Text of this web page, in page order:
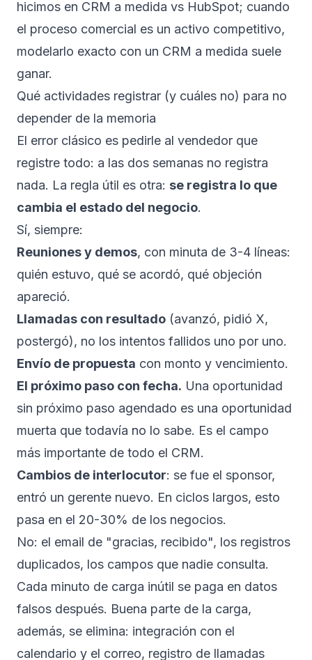
hicimos en CRM a medida vs HubSpot; cuando
el proceso comercial es un activo competitivo,
modelarlo exacto con un CRM a medida suele
ganar.
Qué actividades registrar (y cuáles no) para no
depender de la memoria
El error clásico es pedirle al vendedor que
registre todo: a las dos semanas no registra
nada. La regla útil es otra: se registra lo que
cambia el estado del negocio.
Sí, siempre:
Reuniones y demos, con minuta de 3-4 líneas:
quién estuvo, qué se acordó, qué objeción
apareció.
Llamadas con resultado (avanzó, pidió X,
postergó), no los intentos fallidos uno por uno.
Envío de propuesta con monto y vencimiento.
El próximo paso con fecha. Una oportunidad
sin próximo paso agendado es una oportunidad
muerta que todavía no lo sabe. Es el campo
más importante de todo el CRM.
Cambios de interlocutor: se fue el sponsor,
entró un gerente nuevo. En ciclos largos, esto
pasa en el 20-30% de los negocios.
No: el email de "gracias, recibido", los registros
duplicados, los campos que nadie consulta.
Cada minuto de carga inútil se paga en datos
falsos después. Buena parte de la carga,
además, se elimina: integración con el
calendario y el correo, registro de llamadas